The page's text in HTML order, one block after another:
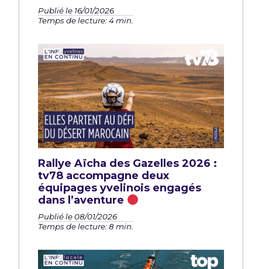
Publié le 16/01/2026
Temps de lecture: 4 min.
Rallye Aïcha des Gazelles 2026 :
tv78 accompagne deux
équipages yvelinois engagés
dans l’aventure
Publié le 08/01/2026
Temps de lecture: 8 min.